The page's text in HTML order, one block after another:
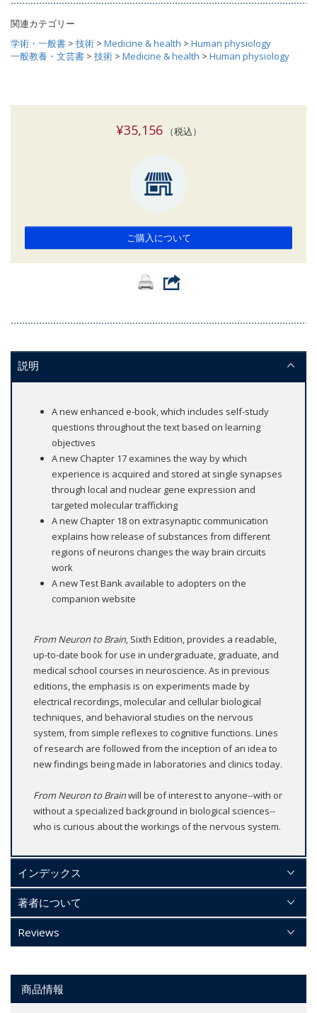
関連カテゴリー
学術・一般書 > 技術 > Medicine & health > Human physiology
一般教養・文芸書 > 技術 > Medicine & health > Human physiology
¥35,156（税込）
ご購入について
説明
A new enhanced e-book, which includes self-study
questions throughout the text based on learning
objectives
A new Chapter 17 examines the way by which
experience is acquired and stored at single synapses
through local and nuclear gene expression and
targeted molecular trafficking
A new Chapter 18 on extrasynaptic communication
explains how release of substances from different
regions of neurons changes the way brain circuits
work
A new Test Bank available to adopters on the
companion website
From Neuron to Brain, Sixth Edition, provides a readable,
up-to-date book for use in undergraduate, graduate, and
medical school courses in neuroscience. As in previous
editions, the emphasis is on experiments made by
electrical recordings, molecular and cellular biological
techniques, and behavioral studies on the nervous
system, from simple reflexes to cognitive functions. Lines
of research are followed from the inception of an idea to
new findings being made in laboratories and clinics today.
From Neuron to Brainwill be of interest to anyone--with or
without a specialized background in biological sciences--
who is curious about the workings of the nervous system.
インデックス
著者について
Reviews
商品情報